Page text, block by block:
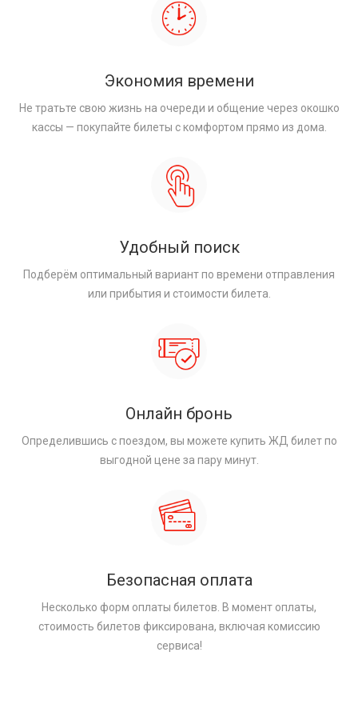
Экономия времени
Не тратьте свою жизнь на очереди и общение через окошко
кассы — покупайте билеты с комфортом прямо из дома.
Удобный поиск
Подберём оптимальный вариант по времени отправления
или прибытия и стоимости билета.
Онлайн бронь
Определившись с поездом, вы можете купить ЖД билет по
выгодной цене за пару минут.
Безопасная оплата
Несколько форм оплаты билетов. В момент оплаты,
стоимость билетов фиксирована, включая комиссию
сервиса!